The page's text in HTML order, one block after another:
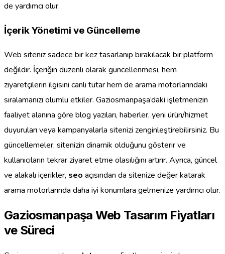
de yardımcı olur.
İçerik Yönetimi ve Güncelleme
Web siteniz sadece bir kez tasarlanıp bırakılacak bir platform
değildir. İçeriğin düzenli olarak güncellenmesi, hem
ziyaretçilerin ilgisini canlı tutar hem de arama motorlarındaki
sıralamanızı olumlu etkiler. Gaziosmanpaşa’daki işletmenizin
faaliyet alanına göre blog yazıları, haberler, yeni ürün/hizmet
duyuruları veya kampanyalarla sitenizi zenginleştirebilirsiniz. Bu
güncellemeler, sitenizin dinamik olduğunu gösterir ve
kullanıcıların tekrar ziyaret etme olasılığını artırır. Ayrıca, güncel
ve alakalı içerikler, seo açısından da sitenize değer katarak
arama motorlarında daha iyi konumlara gelmenize yardımcı olur.
Gaziosmanpaşa Web Tasarım Fiyatları
ve Süreci